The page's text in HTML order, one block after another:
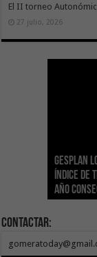
El II torneo
27 julio, 2026
Gesplan
Índice
año
El
tras
adhesión
Canarias
Visocan
vivienda
asequible
Sanidad
los
ecografía
El
Sal
Contactar: